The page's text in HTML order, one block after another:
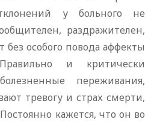
у больного не
раздражителен,
особого повода аффекты
и критически
переживания,
тревогу и страх смерти,
кажется, что он во